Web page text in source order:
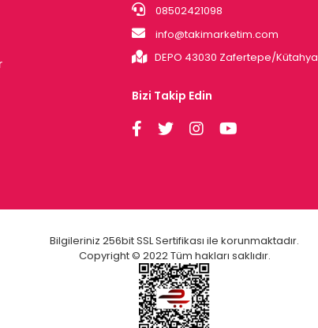
08502421098
info@takimarketim.com
DEPO 43030 Zafertepe/Kütahya
Bizi Takip Edin
Bilgileriniz 256bit SSL Sertifikası ile korunmaktadır.
Copyright © 2022 Tüm hakları saklıdır.